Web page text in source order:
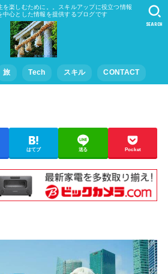
を楽しむために。。スキルアップに役立つ情報
中心とした情報を提供するブログです
旅 Tech スキル CONTACT
SEARCH
はてブ 送る Pocket